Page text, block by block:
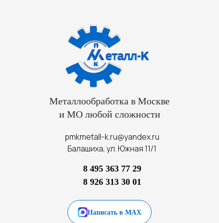
Металлообработка в Москве
и МО любой сложности
pmkmetall-k.ru@yandex.ru
Балашиха, ул. Южная 11/1
8 495 363 77 29
8 926 313 30 01
Написать в MAX